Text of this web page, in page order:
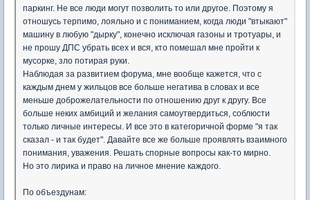
паркинг. Не все люди могут позволить то или другое. Поэтому я
отношусь терпимо, лояльно и с пониманием, когда люди "втыкают"
машину в любую "дырку", конечно исключая газоны и тротуары, и
не прошу ДПС убрать всех и вся, кто помешал мне пройти к
мусорке, зло потирая руки.
Наблюдая за развитием форума, мне вообще кажется, что с
каждым днем у жильцов все больше негатива в словах и все
меньше доброжелательности по отношению друг к другу. Все
больше неких амбиций и желания самоутвердиться, соблюсти
только личные интересы. И все это в категоричной форме "я так
сказал - и так будет". Давайте все же больше проявлять взаимного
понимания, уважения. Решать спорные вопросы как-то мирно.
Но это лирика и право на личное мнение каждого.
По объездунам: